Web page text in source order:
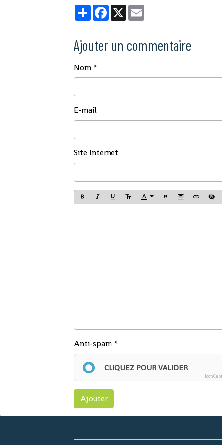
PartagerFacebook
X
Ajouter un commentaire
Nom
E-mail
Site Internet
Anti-spam
CLIQUEZ POUR VALIDER
Ajouter